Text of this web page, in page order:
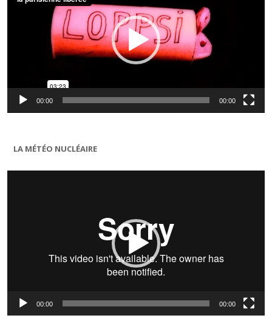
00:00 00:00
LA MÉTÉO NUCLÉAIRE
Lecteur
00:00 00:00